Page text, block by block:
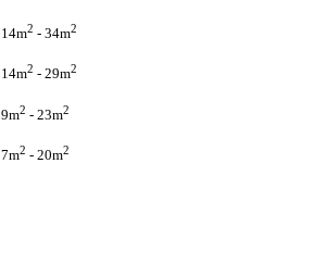
14m2 - 34m2
14m2 - 29m2
9m2 - 23m2
7m2 - 20m2